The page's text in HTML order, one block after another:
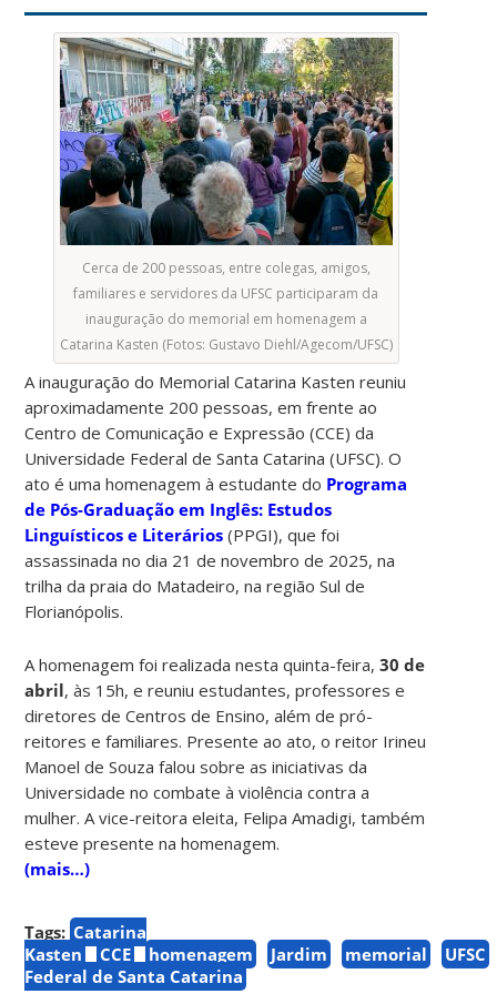
Cerca de 200 pessoas, entre colegas, amigos,
familiares e servidores da UFSC participaram da
inauguração do memorial em homenagem a
Catarina Kasten (Fotos: Gustavo Diehl/Agecom/UFSC)
A inauguração do Memorial Catarina Kasten reuniu
aproximadamente 200 pessoas, em frente ao
Centro de Comunicação e Expressão (CCE) da
Universidade Federal de Santa Catarina (UFSC). O
ato é uma homenagem à estudante do Programa
de Pós-Graduação em Inglês: Estudos
Linguísticos e Literários (PPGI), que foi
assassinada no dia 21 de novembro de 2025, na
trilha da praia do Matadeiro, na região Sul de
Florianópolis.
A homenagem foi realizada nesta quinta-feira,30 de
abril, às 15h, e reuniu estudantes, professores e
diretores de Centros de Ensino, além de pró-
reitores e familiares. Presente ao ato, o reitor Irineu
Manoel de Souza falou sobre as iniciativas da
Universidade no combate à violência contra a
mulher. A vice-reitora eleita, Felipa Amadigi, também
esteve presente na homenagem.
(mais…)
Tags: Catarina
Kasten
CCE homenagem Jardim memorial
UFSC
Federal de Santa Catarina